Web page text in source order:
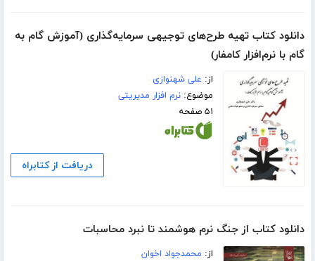
دانلود کتاب تهیه طرح‌های توجیهی سرمایه‌گذاری (آموزش گام به
گام با نرم‌افزار کامفار)
از: علی شهنوازی
موضوع:نرم افزار مدیریتی
۵۱ صفحه
دریافت از کتابراه
دانلود کتاب از جنگ نرم هوشمند تا نبرد محاسبات
از: محمدجواد اخوان